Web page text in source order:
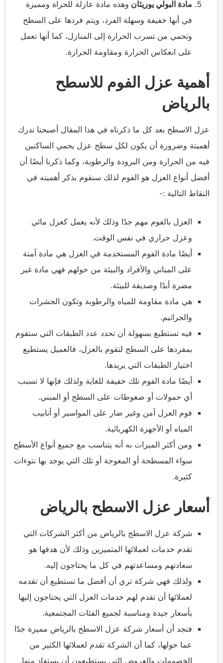
مادة البولي يوريثان وهذه مادة عازلة للحراة ومميزة
في أنها خفيفة وسهلة الفرد، ويتم فردها على السطح
وتحمي من تسرب الحرارة إلى المنازل، كما أنها تعمل
على انعكاس الحرارة ومقاومة الحرارة.
أهمية عزل الفوم للاسطح
بالرياض
عزل الاسطح بعد كل ما ذكرناه في هذا المقال أصبحنا ندرك
أهميتة وضرورة أن يكون لكل سطح عزل يحمي الساكنين
فيه من الحرارة ومن البرودة والرطوبة، وكما ذكرنا أيضًا أن
أفضل أنواع العزل هو الفوم لذلك سنقوم بذكر أهميته في
النقاط التالية :-
العزل بالفوم مهم جدًا وذلك لأنه يعمل كعزل مائي
وعزل حراري في نفس الوقت.
أيضًا مادة الفوم المستخدمة في العزل هي مادة آمنة
على المباني والأفراد والبيئة من حولهم فهي مادة غير
مضرة أبدًا وصديقة للبيئة.
هي مادة مقاومة للمياه والرطوبة وتكون الحشرات
والجراثيم.
فيه تستطيع بسهولة أن تحدد عدد الطبقات التي ستقوم
بمفردها على السطح لتقوم بالعزل، فالعميل يستطيع
اختيار الطبقات التي يريدها.
أيضًا مادة الفوم تلك خفيفة للغاية ولذلك فإنها لا تسبب
أي حمولات أو ضغوطات على السطح أو المبني.
فوم العزل آمن وغير ضار على المواسير أو أنابيب
المياه أو الأجهزة الكهربائية.
ومن أكثر الميزات به أنه يتناسب مع جميع أنواع الأسطح
سواء المسطحة أو المعوجة أو تلك التي يوجد بها نتوءات
كثيرة.
أسعار عزل الاسطح بالرياض
شركة عزل الاسطح بالرياض من أكثر الشركات التي
تقدم خدمات لعملائها المتميزين وذلك لأن هدفها هو
سعادتهم ومساعدتهم في كل ما يحتاجون إليه.
ولذلك فهي شركة تري أن أفضل ما تستطيع أن تقدمه
لعملائها أن تقدم لهم خدمات العزل التي يحتاجون إليها
بأسعار جيدة ومناسبة لجميع الفئات المجتمعية.
فنجد أن أسعار شركة عزل الاسطح بالرياض مميزة جدًا
عما حولها، كما أن الشركة تقدم لعملائها الكثير من
الخصومات والعروض التي يستطيعون أن يستفاد منها.